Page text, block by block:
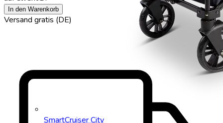
SmartCruiser City
In den Warenkorb
Versand gratis (DE)